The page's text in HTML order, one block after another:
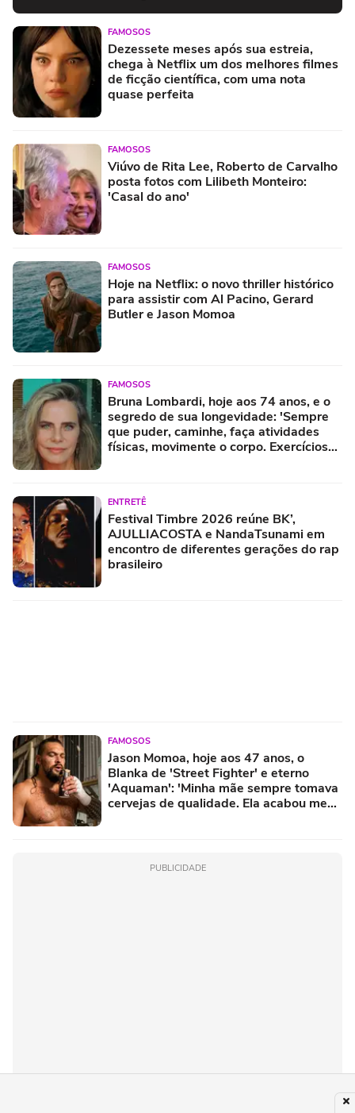
FAMOSOS
Dezessete meses após sua estreia,
chega à Netflix um dos melhores filmes
de ficção científica, com uma nota
quase perfeita
FAMOSOS
Viúvo de Rita Lee, Roberto de Carvalho
posta fotos com Lilibeth Monteiro:
'Casal do ano'
FAMOSOS
Hoje na Netflix: o novo thriller histórico
para assistir com Al Pacino, Gerard
Butler e Jason Momoa
FAMOSOS
Bruna Lombardi, hoje aos 74 anos, e o
segredo de sua longevidade: 'Sempre
que puder, caminhe, faça atividades
físicas, movimente o corpo. Exercícios
ENTRETÊ
Festival Timbre 2026 reúne BK’,
AJULLIACOSTA e NandaTsunami em
encontro de diferentes gerações do rap
brasileiro
FAMOSOS
Jason Momoa, hoje aos 47 anos, o
Blanka de 'Street Fighter' e eterno
'Aquaman': 'Minha mãe sempre tomava
cervejas de qualidade. Ela acabou me
PUBLICIDADE